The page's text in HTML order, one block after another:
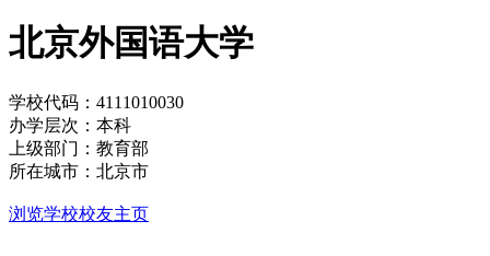
北京外国语大学
学校代码：4111010030
办学层次：本科
上级部门：教育部
所在城市：北京市
浏览学校校友主页